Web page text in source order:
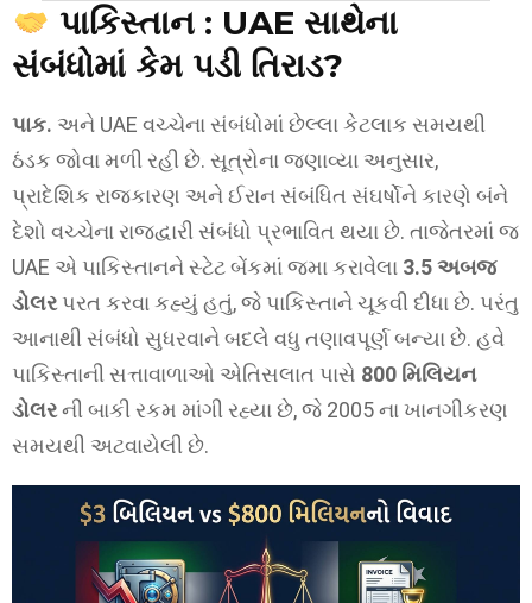
પાકિસ્તાન : UAE સાથેના
સંબંધોમાં કેમ પડી તિરાડ?
પાક. અને UAE વચ્ચેના સંબંધોમાં છેલ્લા કેટલાક સમયથી
ઠંડક જોવા મળી રહી છે. સૂત્રોના જણાવ્યા અનુસાર,
પ્રાદેશિક રાજકારણ અને ઈરાન સંબંધિત સંઘર્ષોને કારણે બંને
દેશો વચ્ચેના રાજદ્વારી સંબંધો પ્રભાવિત થયા છે. તાજેતરમાં જ
UAE એ પાકિસ્તાનને સ્ટેટ બેંકમાં જમા કરાવેલા 3.5 અબજ
ડોલરપરત કરવા કહ્યું હતું, જે પાકિસ્તાને ચૂકવી દીધા છે. પરંતુ
આનાથી સંબંધો સુધરવાને બદલે વધુ તણાવપૂર્ણ બન્યા છે. હવે
પાકિસ્તાની સત્તાવાળાઓ એતિસલાત પાસે 800 મિલિયન
ડોલરની બાકી રકમ માંગી રહ્યા છે, જે 2005 ના ખાનગીકરણ
સમયથી અટવાયેલી છે.